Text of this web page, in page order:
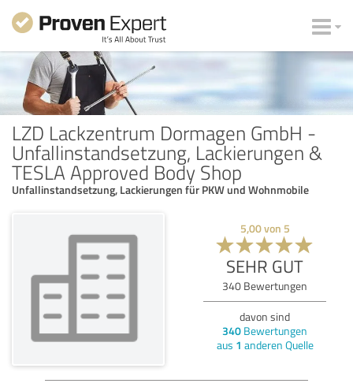
LZD Lackzentrum Dormagen GmbH -
Unfallinstandsetzung, Lackierungen &
TESLA Approved Body Shop
Unfallinstandsetzung, Lackierungen für PKW und Wohnmobile
5,00von 5
SEHR GUT
340 Bewertungen
davon sind
340 Bewertungen
aus 1 anderen Quelle